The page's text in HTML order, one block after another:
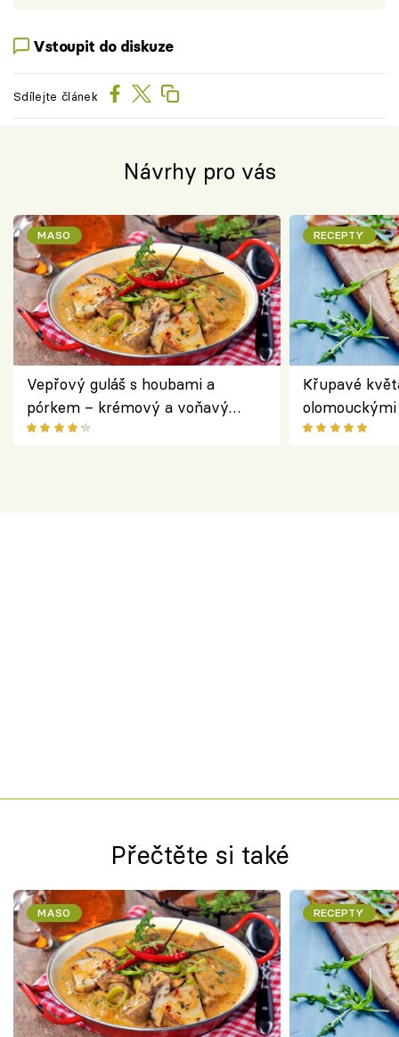
Vstoupit do diskuze
Sdílejte článek
Návrhy pro vás
MASO
Vepřový guláš s houbami a
pórkem – krémový a voňavý
pokrm z jednoho hrnce
RECEPTY
Křupavé
bezlepkový
Přečtěte si také
MASO RECEPTY